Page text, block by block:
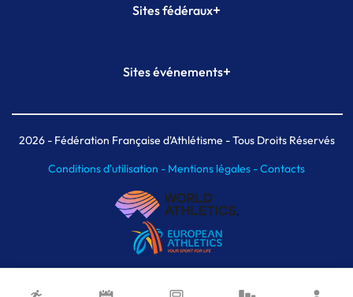
Sites fédéraux+
Plateforme Formation
Sites événements+
Meeting de Paris indoor
MAIF Ekiden de Paris
2026- Fédération Française d'Athlétisme - Tous Droits Réservés
Conditions d'utilisation - Mentions légales -Contacts